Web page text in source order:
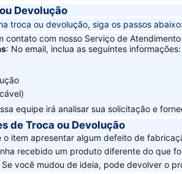
Devolução
troca ou devolução, siga os passos abaixo:
contato com nosso Serviço de
: No email, inclua as seguintes informações:
equipe irá analisar sua solicitação e
de Troca ou Devolução
o item apresentar algum defeito de
recebido um produto diferente do que
Se você mudou de ideia, pode devolver o